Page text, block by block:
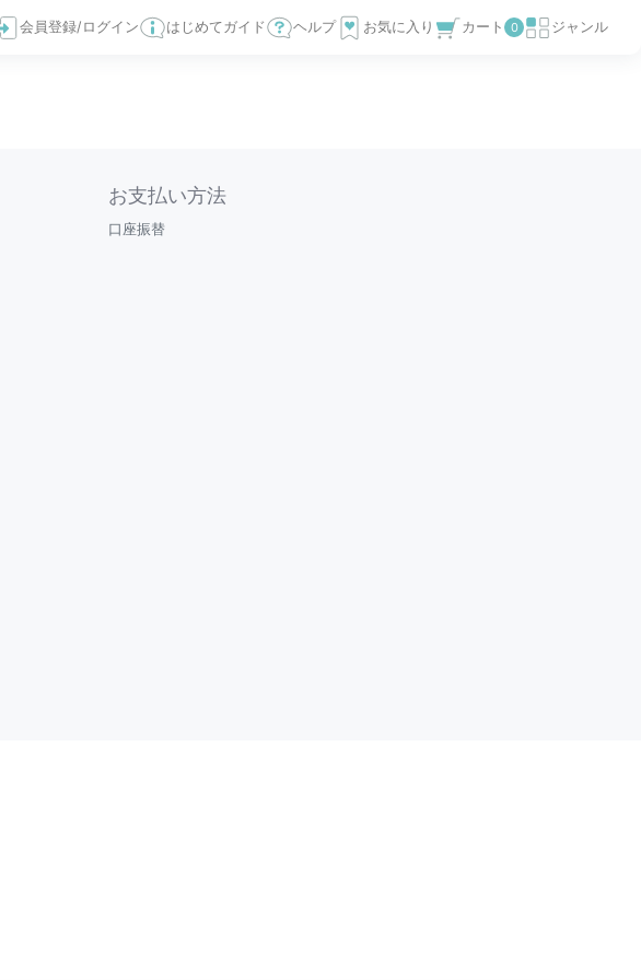
会員登録/ログイン はじめてガイド ヘルプ お気に入り カート 0 ジャンル
お支払い方法
口座振替